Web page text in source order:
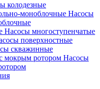
колодезные
Насосы
Насосы многоступенчатые
поверхностные
скважинные
Насосы